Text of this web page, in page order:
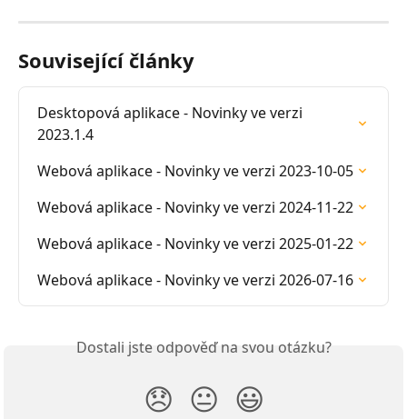
Související články
Desktopová aplikace - Novinky ve verzi
2023.1.4
Webová aplikace - Novinky ve verzi 2023-10-05
Webová aplikace - Novinky ve verzi 2024-11-22
Webová aplikace - Novinky ve verzi 2025-01-22
Webová aplikace - Novinky ve verzi 2026-07-16
Dostali jste odpověď na svou otázku?
😞 😐 😃